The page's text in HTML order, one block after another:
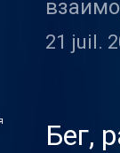
21 juil.
Бег,